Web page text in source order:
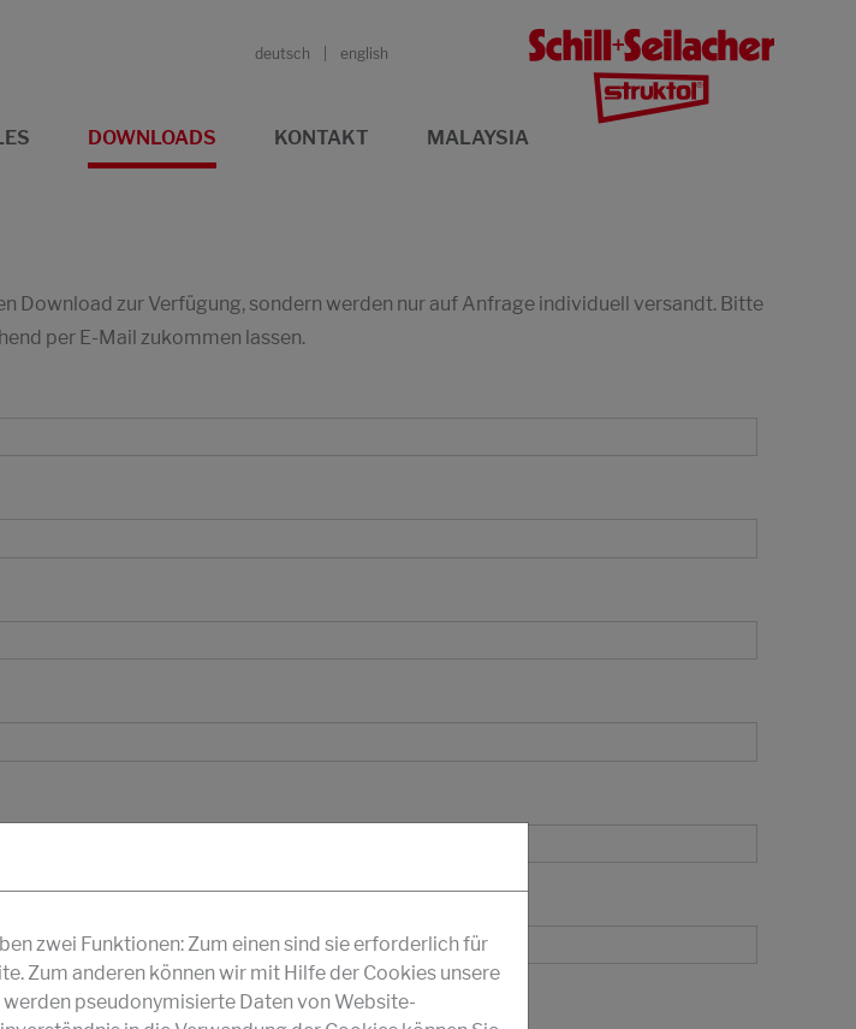
deutsch english
DOWNLOADS KONTAKT MALAYSIA
zur Verfügung, sondern werden nur auf Anfrage individuell versandt. Bitte
per E-Mail zukommen lassen.
zwei Funktionen: Zum einen sind sie erforderlich für
Zum anderen können wir mit Hilfe der Cookies unsere
pseudonymisierte Daten von Website-